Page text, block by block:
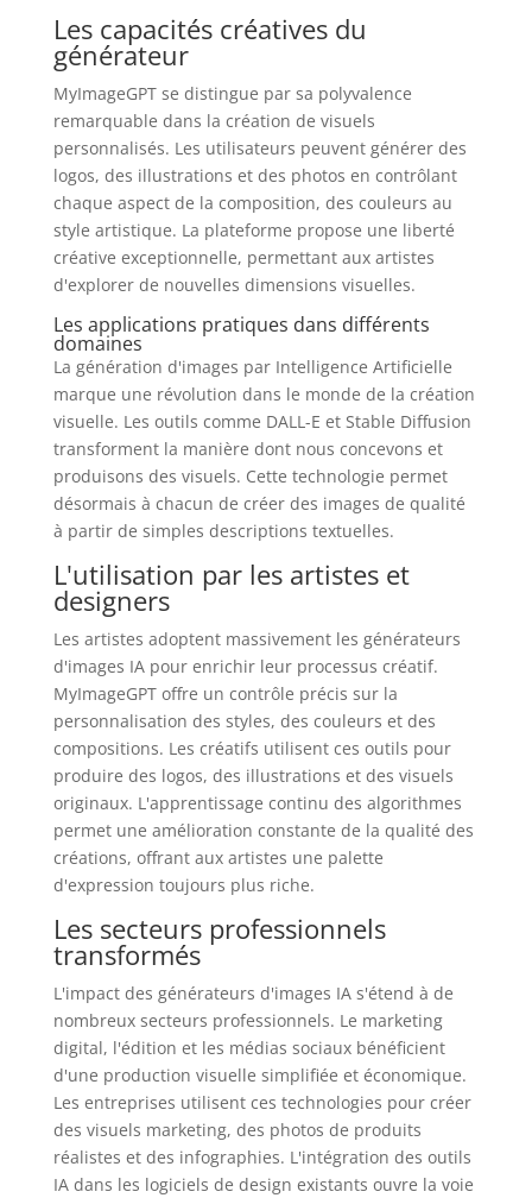
Les capacités créatives du
générateur
MyImageGPT se distingue par sa polyvalence
remarquable dans la création de visuels
personnalisés. Les utilisateurs peuvent générer des
logos, des illustrations et des photos en contrôlant
chaque aspect de la composition, des couleurs au
style artistique. La plateforme propose une liberté
créative exceptionnelle, permettant aux artistes
d'explorer de nouvelles dimensions visuelles.
Les applications pratiques dans différents
domaines
La génération d'images par Intelligence Artificielle
marque une révolution dans le monde de la création
visuelle. Les outils comme DALL-E et Stable Diffusion
transforment la manière dont nous concevons et
produisons des visuels. Cette technologie permet
désormais à chacun de créer des images de qualité
à partir de simples descriptions textuelles.
L'utilisation par les artistes et
designers
Les artistes adoptent massivement les générateurs
d'images IA pour enrichir leur processus créatif.
MyImageGPT offre un contrôle précis sur la
personnalisation des styles, des couleurs et des
compositions. Les créatifs utilisent ces outils pour
produire des logos, des illustrations et des visuels
originaux. L'apprentissage continu des algorithmes
permet une amélioration constante de la qualité des
créations, offrant aux artistes une palette
d'expression toujours plus riche.
Les secteurs professionnels
transformés
L'impact des générateurs d'images IA s'étend à de
nombreux secteurs professionnels. Le marketing
digital, l'édition et les médias sociaux bénéficient
d'une production visuelle simplifiée et économique.
Les entreprises utilisent ces technologies pour créer
des visuels marketing, des photos de produits
réalistes et des infographies. L'intégration des outils
IA dans les logiciels de design existants ouvre la voie